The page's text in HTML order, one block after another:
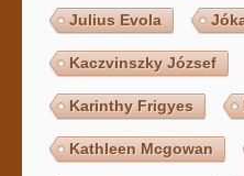
Julius Evola
Kaczvinszky József
Karinthy Frigyes
Kathleen Mcgowan